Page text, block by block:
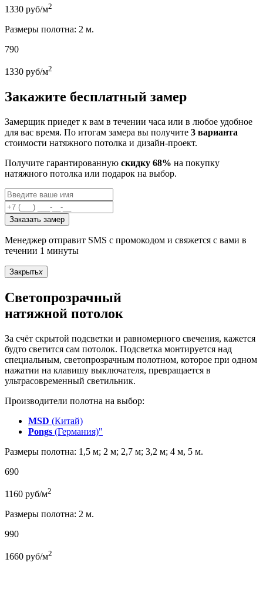
1330 руб/м2
Размеры полотна: 2 м.
790
1330 руб/м2
Закажите бесплатный замер
Замерщик приедет к вам в течении часа или в любое удобное
для вас время. По итогам замера вы получите 3 варианта
стоимости натяжного потолка и дизайн-проект.
Получите гарантированную скидку 68% на покупку
натяжного потолка или подарок на выбор.
Заказать замер
Менеджер отправит SMS с промокодом и свяжется с вами в
течении 1 минуты
Закрытьx
Светопрозрачный
натяжной потолок
За счёт скрытой подсветки и равномерного свечения, кажется
будто светится сам потолок. Подсветка монтируется над
специальным, светопрозрачным полотном, которое при одном
нажатии на клавишу выключателя, превращается в
ультрасовременный светильник.
Производители полотна на выбор:
MSD (Китай)
Pongs (Германия)"
Размеры полотна: 1,5 м; 2 м; 2,7 м; 3,2 м; 4 м, 5 м.
690
1160 руб/м2
Размеры полотна: 2 м.
990
1660 руб/м2